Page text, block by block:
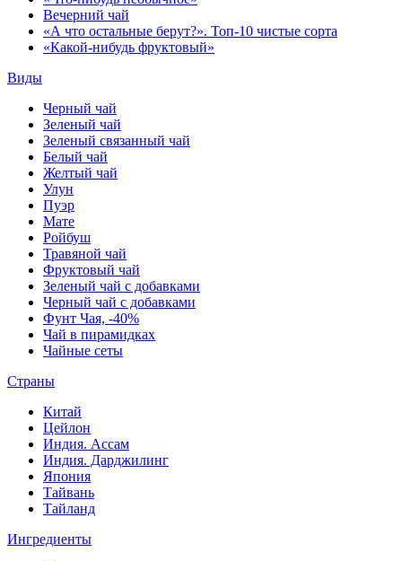
Вечерний чай
«А что остальные берут?». Топ-10 чистые сорта
«Какой-нибудь фруктовый»
Виды
Черный чай
Зеленый чай
Зеленый связанный чай
Белый чай
Желтый чай
Улун
Пуэр
Мате
Ройбуш
Травяной чай
Фруктовый чай
Зеленый чай с добавками
Черный чай с добавками
Фунт Чая, -40%
Чай в пирамидках
Чайные сеты
Страны
Китай
Цейлон
Индия. Ассам
Индия. Дарджилинг
Япония
Тайвань
Тайланд
Ингредиенты